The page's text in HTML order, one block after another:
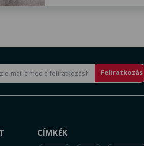
Feliratkozás
CÍMKÉK